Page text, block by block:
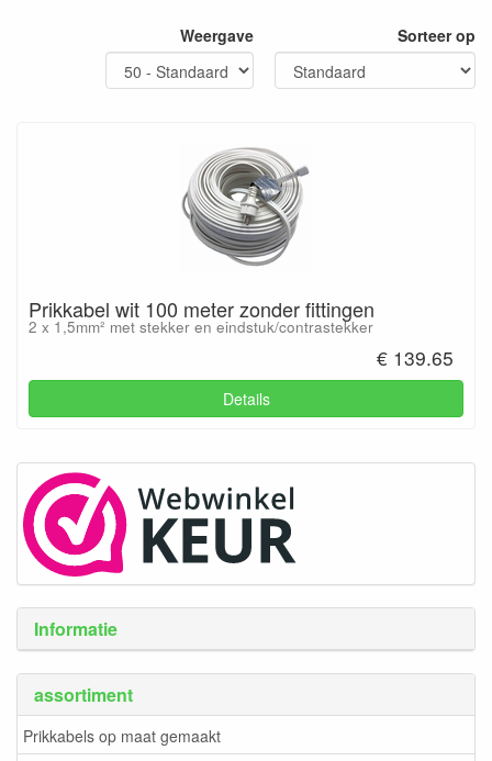
Informatie
assortiment
Prikkabels op maat gemaakt
Weergave Sorteer op
Prikkabel wit 100 meter zonder fittingen
2 x 1,5mm² met stekker en eindstuk/contrastekker
€ 139.65
Details